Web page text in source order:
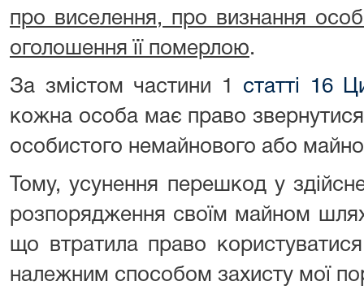
про виселення, про визнання
оголошення її померлою.
За змістом частини 1 статті 16
кожна особа має право
особистого немайнового або
Тому, усунення перешкод у
розпорядження своїм майном
що втратила право
належним способом захисту мої